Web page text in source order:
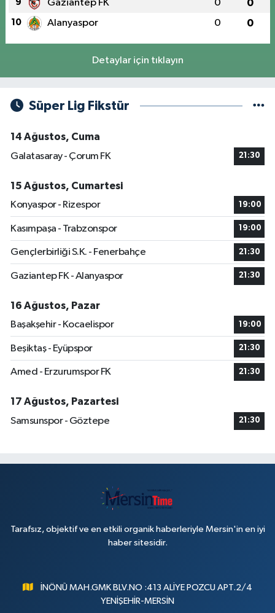
9 Gaziantep FK 0 0
10 Alanyaspor 0 0
Detaylar için tıklayın
Süper Lig Fikstür
14 Ağustos, Cuma
Galatasaray - Çorum FK
21:30
15 Ağustos, Cumartesi
Konyaspor - Rizespor
19:00
Kasımpaşa - Trabzonspor 19:00
Gençlerbirliği S.K. - Fenerbahçe 21:30
Gaziantep FK - Alanyaspor 21:30
16 Ağustos, Pazar
Başakşehir - Kocaelispor
19:00
Beşiktaş - Eyüpspor 21:30
Amed - Erzurumspor FK 21:30
17 Ağustos, Pazartesi
Samsunspor - Göztepe
21:30
Tarafsız, objektif ve en etkili organik haberleriyle Mersin'in en iyi
haber sitesidir.
İNÖNÜ MAH.GMK BLV.NO :413 ALİYE POZCU APT.2/4
YENİŞEHİR-MERSİN